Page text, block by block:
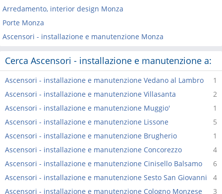
Arredamento, interior design Monza
Porte Monza
Ascensori - installazione e manutenzione Monza
Cerca Ascensori - installazione e manutenzione a:
1
Ascensori - installazione e manutenzione Vedano al Lambro
2
Ascensori - installazione e manutenzione Villasanta
1
Ascensori - installazione e manutenzione Muggio'
5
Ascensori - installazione e manutenzione Lissone
1
Ascensori - installazione e manutenzione Brugherio
4
Ascensori - installazione e manutenzione Concorezzo
6
Ascensori - installazione e manutenzione Cinisello Balsamo
4
Ascensori - installazione e manutenzione Sesto San Giovanni
3
Ascensori - installazione e manutenzione Cologno Monzese